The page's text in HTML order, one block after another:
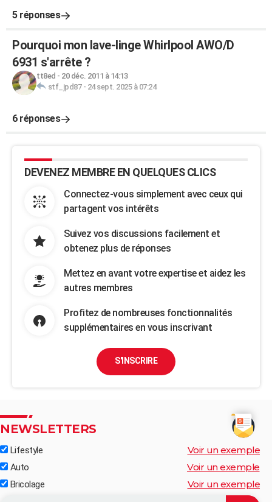
5 réponses
Pourquoi mon lave-linge Whirlpool AWO/D
6931 s'arrête ?
tt8ed - 20 déc. 2011 à 14:13
stf_jpd87- 24 sept. 2025 à 07:24
6 réponses
DEVENEZ MEMBRE EN QUELQUES CLICS
Connectez-vous simplement avec ceux qui
partagent vos intérêts
Suivez vos discussions facilement et
obtenez plus de réponses
Mettez en avant votre expertise et aidez les
autres membres
Profitez de nombreuses fonctionnalités
supplémentaires en vous inscrivant
S'INSCRIRE
NEWSLETTERS
Lifestyle Voir un exemple
Auto Voir un exemple
Bricolage Voir un exemple